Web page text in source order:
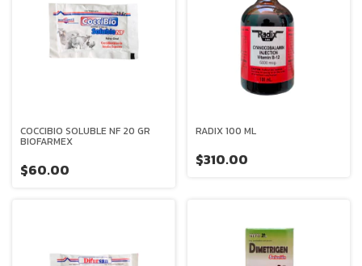
COCCIBIO SOLUBLE NF 20 GR
BIOFARMEX
$60.00
RADIX 100 ML
$310.00